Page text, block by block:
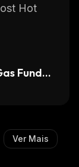
Hot
Fund
Ver Mais